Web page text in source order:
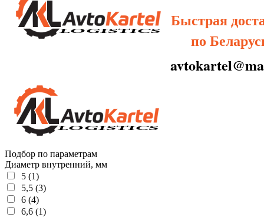
Быстрая
по
Подбор по параметрам
Диаметр внутренний, мм
5 (1)
5,5 (3)
6 (4)
6,6 (1)